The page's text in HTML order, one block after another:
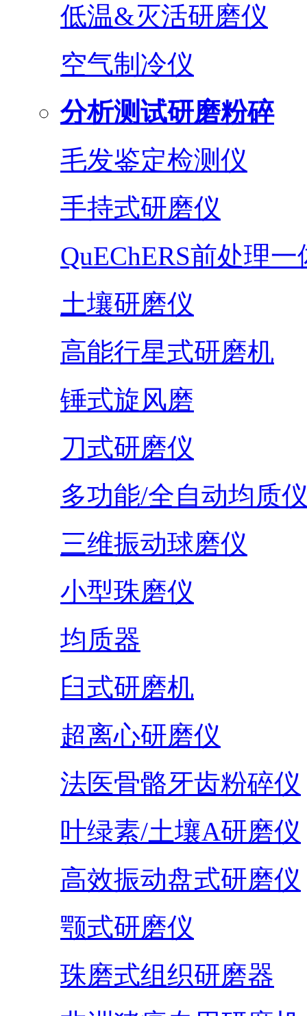
低温&灭活研磨仪
空气制冷仪
分析测试研磨粉碎
毛发鉴定检测仪
手持式研磨仪
QuEChERS前处理一
土壤研磨仪
高能行星式研磨机
锤式旋风磨
刀式研磨仪
多功能/全自动均质
三维振动球磨仪
小型珠磨仪
均质器
臼式研磨机
超离心研磨仪
法医骨骼牙齿粉碎仪
叶绿素/土壤A研磨仪
高效振动盘式研磨仪
颚式研磨仪
珠磨式组织研磨器